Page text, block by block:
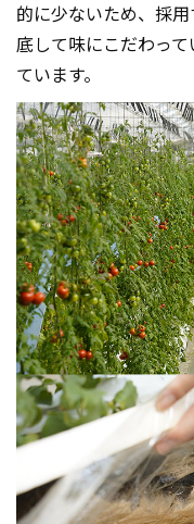
的に少ないため、採
底して味にこだわっ
ています。